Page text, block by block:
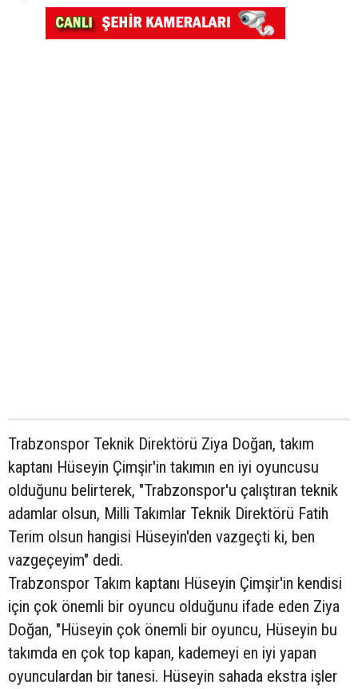
Trabzonspor Teknik Direktörü Ziya Doğan, takım
kaptanı Hüseyin Çimşir'in takımın en iyi oyuncusu
olduğunu belirterek, "Trabzonspor'u çalıştıran teknik
adamlar olsun, Milli Takımlar Teknik Direktörü Fatih
Terim olsun hangisi Hüseyin'den vazgeçti ki, ben
vazgeçeyim" dedi.
Trabzonspor Takım kaptanı Hüseyin Çimşir'in kendisi
için çok önemli bir oyuncu olduğunu ifade eden Ziya
Doğan, "Hüseyin çok önemli bir oyuncu, Hüseyin bu
takımda en çok top kapan, kademeyi en iyi yapan
oyunculardan bir tanesi. Hüseyin sahada ekstra işler